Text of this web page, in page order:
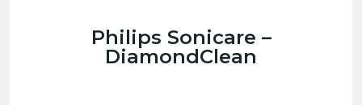
Philips Sonicare –
DiamondClean